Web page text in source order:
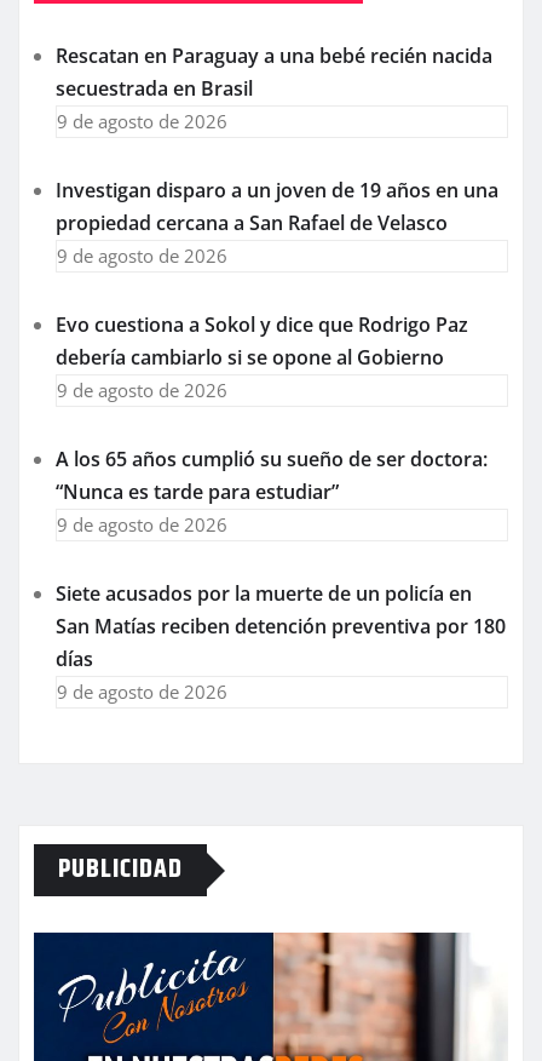
Rescatan en Paraguay a una bebé recién nacida
secuestrada en Brasil
9 de agosto de 2026
Investigan disparo a un joven de 19 años en una
propiedad cercana a San Rafael de Velasco
9 de agosto de 2026
Evo cuestiona a Sokol y dice que Rodrigo Paz
debería cambiarlo si se opone al Gobierno
9 de agosto de 2026
A los 65 años cumplió su sueño de ser doctora:
“Nunca es tarde para estudiar”
9 de agosto de 2026
Siete acusados por la muerte de un policía en
San Matías reciben detención preventiva por 180
días
9 de agosto de 2026
PUBLICIDAD